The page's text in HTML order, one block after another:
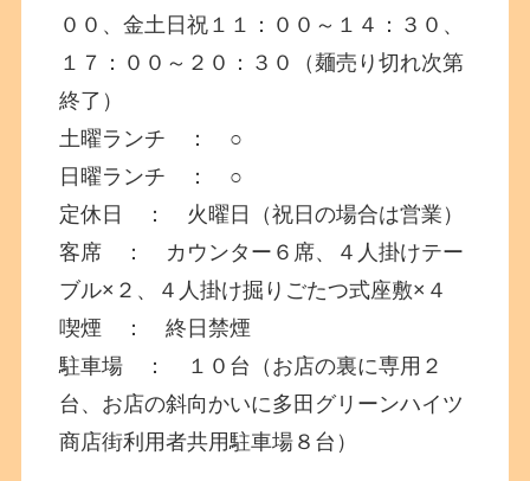
００、金土日祝１１：００～１４：３０、
１７：００～２０：３０（麺売り切れ次第
終了）
土曜ランチ ： ○
日曜ランチ ： ○
定休日 ： 火曜日（祝日の場合は営業）
客席 ： カウンター６席、４人掛けテー
ブル×２、４人掛け掘りごたつ式座敷×４
喫煙 ： 終日禁煙
駐車場 ： １０台（お店の裏に専用２
台、お店の斜向かいに多田グリーンハイツ
商店街利用者共用駐車場８台）